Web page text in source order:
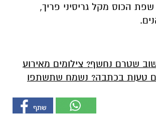
הכוס מקל גריסיני פריך,
שטרם נחשף? צילומים מאירוע
טעות בכתבה? נשמח שתשתפו